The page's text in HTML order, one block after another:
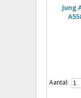
Jung
Aantal: